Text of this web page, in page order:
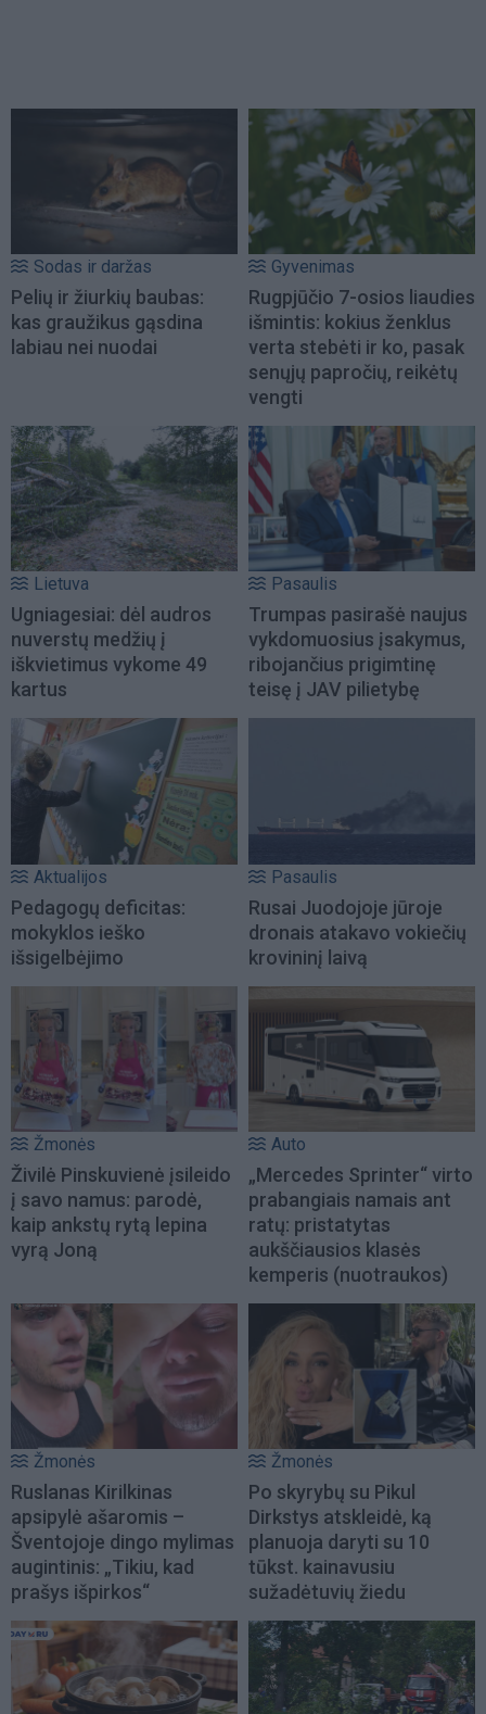
Sodas ir daržas
Pelių ir žiurkių baubas:
kas graužikus gąsdina
labiau nei nuodai
Gyvenimas
Rugpjūčio 7-osios liaudies
išmintis: kokius ženklus
verta stebėti ir ko, pasak
senųjų papročių, reikėtų
vengti
Lietuva
Ugniagesiai: dėl audros
nuverstų medžių į
iškvietimus vykome 49
kartus
Pasaulis
Trumpas pasirašė naujus
vykdomuosius įsakymus,
ribojančius prigimtinę
teisę į JAV pilietybę
Aktualijos
Pedagogų deficitas:
mokyklos ieško
išsigelbėjimo
Pasaulis
Rusai Juodojoje jūroje
dronais atakavo vokiečių
krovininį laivą
Žmonės
Živilė Pinskuvienė įsileido
į savo namus: parodė,
kaip ankstų rytą lepina
vyrą Joną
Auto
„Mercedes Sprinter“ virto
prabangiais namais ant
ratų: pristatytas
aukščiausios klasės
kemperis (nuotraukos)
Žmonės
Ruslanas Kirilkinas
apsipylė ašaromis –
Šventojoje dingo mylimas
augintinis: „Tikiu, kad
prašys išpirkos“
Žmonės
Po skyrybų su Pikul
Dirkstys atskleidė, ką
planuoja daryti su 10
tūkst. kainavusiu
sužadėtuvių žiedu